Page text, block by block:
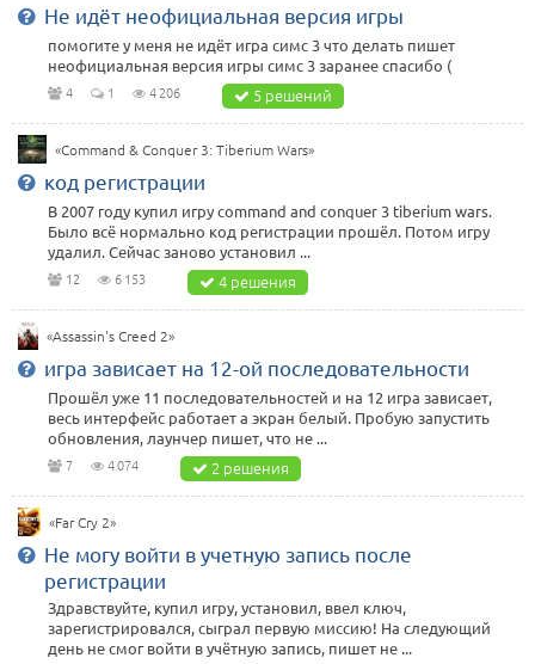
Не идёт неофициальная версия игры
помогите у меня не идёт игра симс 3 что делать пишет
неофициальная версия игры симс 3 заранее спасибо (
4 1 4 206 5 решений
«Command & Conquer 3: Tiberium Wars»
код регистрации
В 2007 году купил игру command and conquer 3 tiberium wars.
Было всё нормально код регистрации прошёл. Потом игру
удалил. Сейчас заново установил ...
12 6 153 4 решения
«Assassin's Creed 2»
игра зависает на 12-ой последовательности
Прошёл уже 11 последовательностей и на 12 игра зависает,
весь интерфейс работает а экран белый. Пробую запустить
обновления, лаунчер пишет, что не ...
7 4 074 2 решения
«Far Cry 2»
Не могу войти в учетную запись после
регистрации
Здравствуйте, купил игру, установил, ввел ключ,
зарегистрировался, сыграл первую миссию! На следующий
день не смог войти в учётную запись, пишет не ...